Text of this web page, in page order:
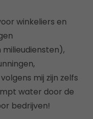
winkeliers en
mij zijn zelfs
water door de
bedrijven!